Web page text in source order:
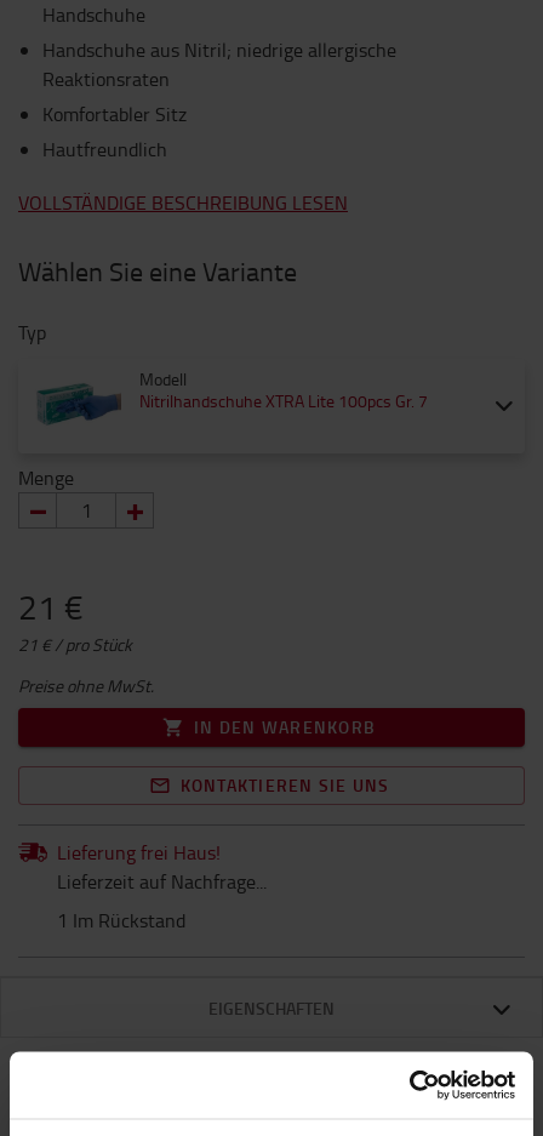
Handschuhe
Handschuhe aus Nitril; niedrige allergische
Reaktionsraten
Komfortabler Sitz
Hautfreundlich
VOLLSTÄNDIGE BESCHREIBUNG LESEN
Wählen Sie eine Variante
Typ
Modell
Nitrilhandschuhe XTRA Lite 100pcs Gr. 7
Menge
21 €
21 € / pro Stück
Preise ohne MwSt.
IN DEN WARENKORB
KONTAKTIEREN SIE UNS
Lieferung frei Haus!
Lieferzeit auf Nachfrage...
1 Im Rückstand
EIGENSCHAFTEN